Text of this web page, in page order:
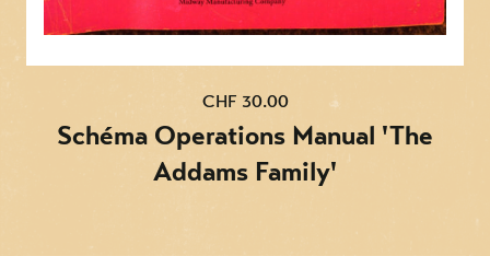
CHF 30.00
Schéma Operations Manual 'The
Addams Family'